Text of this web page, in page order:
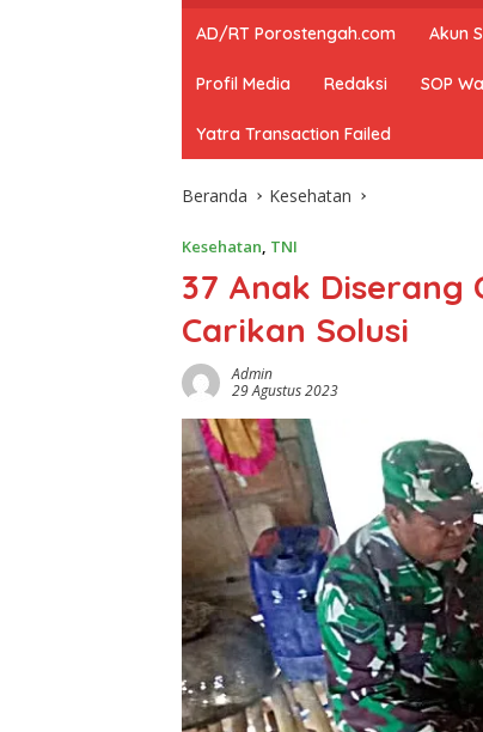
AD/RT Porostengah.com Akun
Profil Media Redaksi SOP
Yatra Transaction Failed
Beranda Kesehatan
Kesehatan, TNI
37 Anak Diserang
Carikan Solusi
Admin
29 Agustus 2023